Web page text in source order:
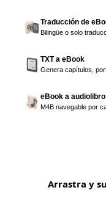
Traducción de
Bilingüe o solo
TXT a eBook
Genera capítulos,
eBook a audiolibro
M4B navegable por
Arrastra y